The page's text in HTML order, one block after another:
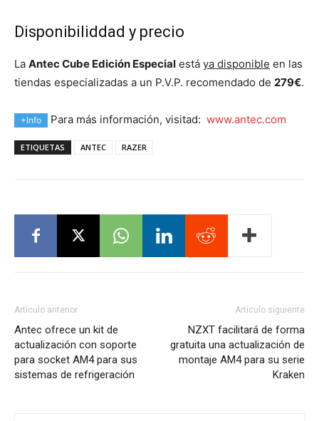
Disponibiliddad y precio
La Antec Cube Edición Especial está ya disponible en las
tiendas especializadas a un P.V.P. recomendado de 279€.
+Info Para más información, visitad: www.antec.com
ETIQUETAS ANTEC RAZER
Artículo anterior
Antec ofrece un kit de
actualización con soporte
para socket AM4 para sus
sistemas de refrigeración
Artículo siguiente
NZXT facilitará de forma
gratuita una actualización de
montaje AM4 para su serie
Kraken